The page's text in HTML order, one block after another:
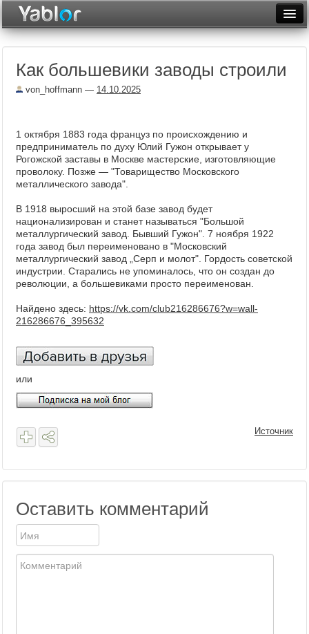
Неделя
Месяц
Архив
Фототоп
Видеотоп
Как большевики заводы строили
von_hoffmann — 14.10.2025
1 октября 1883 года француз по происхождению и
предприниматель по духу Юлий Гужон открывает у
Рогожской заставы в Москве мастерские, изготовляющие
проволоку. Позже — "Товарищество Московского
металлического завода".
В 1918 выросший на этой базе завод будет
национализирован и станет называться "Большой
металлургический завод. Бывший Гужон". 7 ноября 1922
года завод был переименовано в "Московский
металлургический завод „Серп и молот". Гордость советской
индустрии. Старались не упоминалось, что он создан до
революции, а большевиками просто переименован.
Найдено здесь: https://vk.com/club216286676?w=wall-
216286676_395632
или
Источник
Оставить комментарий